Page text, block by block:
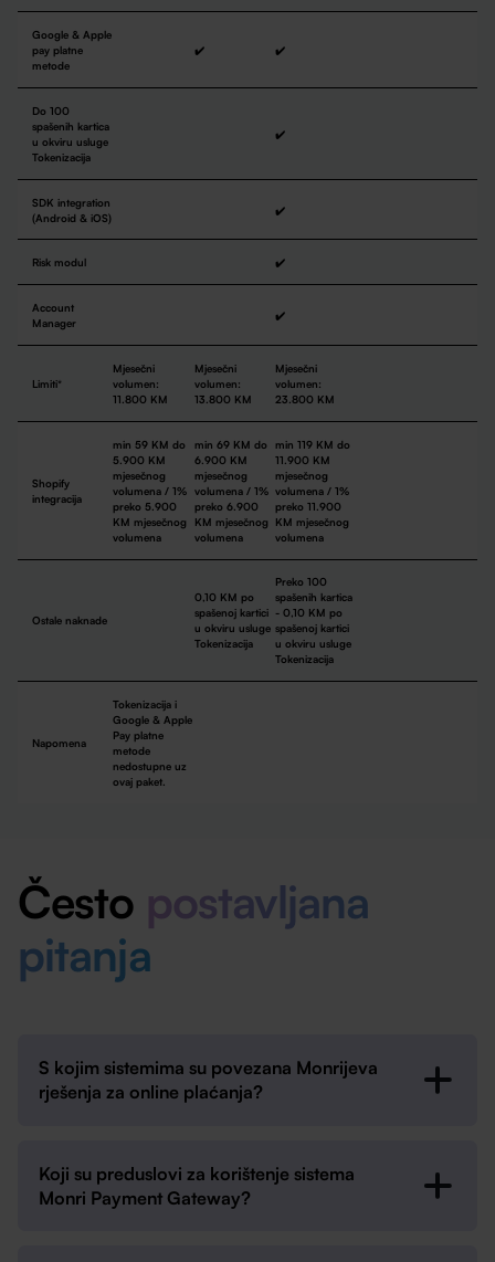
Google & Apple
pay platne
metode
✔️ ✔️
Do 100
spašenih kartica
u okviru usluge
Tokenizacija
✔️
SDK integration
(Android & iOS)
✔️
Risk modul ✔️
Account
Manager
✔️
Limiti*
Mjesečni
volumen:
11.800 KM
Mjesečni
volumen:
13.800 KM
Mjesečni
volumen:
23.800 KM
Shopify
integracija
min 59 KM do
5.900 KM
mjesečnog
volumena / 1%
preko 5.900
KM mjesečnog
volumena
min 69 KM do
6.900 KM
mjesečnog
volumena / 1%
preko 6.900
KM mjesečnog
volumena
min 119 KM do
11.900 KM
mjesečnog
volumena / 1%
preko 11.900
KM mjesečnog
volumena
Ostale naknade
0,10 KM po
spašenoj kartici
u okviru usluge
Tokenizacija
Preko 100
spašenih kartica
- 0,10 KM po
spašenoj kartici
u okviru usluge
Tokenizacija
Napomena
Tokenizacija i
Google & Apple
Pay platne
metode
nedostupne uz
ovaj paket.
Često postavljana
pitanja
S kojim sistemima su povezana Monrijeva
rješenja za online plaćanja?
vodećim sistemima za hotelske rezervacije i
upravljanje kanalima (booking i channel manager
sistemi), kao što su PHOBS, Rentilo, Direct booker, EZ
Koji su preduslovi za korištenje sistema
Monri Payment Gateway?